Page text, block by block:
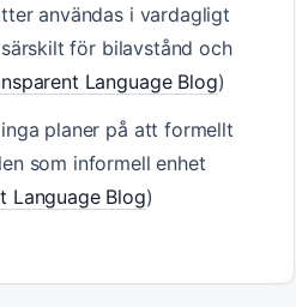
användas i vardagligt
för bilavstånd och
Language Blog)
planer på att formellt
som informell enhet
Language Blog)